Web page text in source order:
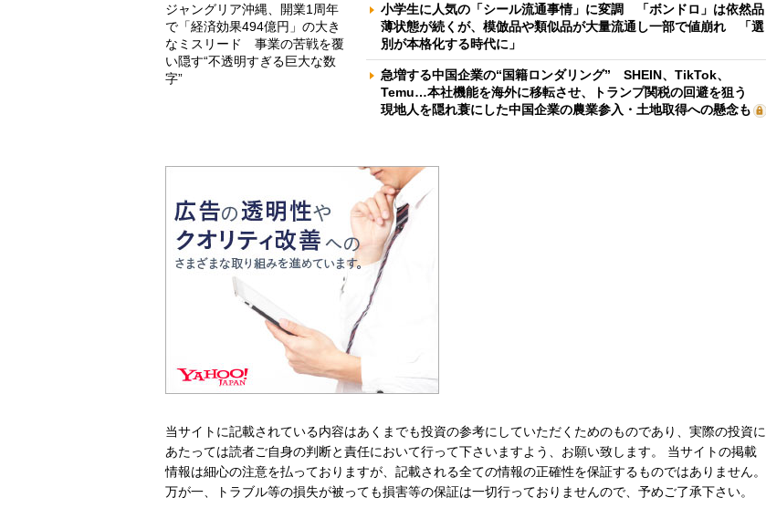
ジャングリア沖縄、開業1周年
で「経済効果494億円」の大き
なミスリード 事業の苦戦を覆
い隠す“不透明すぎる巨大な数
字”
小学生に人気の「シール流通事情」に変調 「ボンドロ」は依然品
薄状態が続くが、模倣品や類似品が大量流通し一部で値崩れ 「選
別が本格化する時代に」
急増する中国企業の“国籍ロンダリング” SHEIN、TikTok、
Temu…本社機能を海外に移転させ、トランプ関税の回避を狙う
現地人を隠れ蓑にした中国企業の農業参入・土地取得への懸念も
当サイトに記載されている内容はあくまでも投資の参考にしていただくためのものであり、実際の投資に
あたっては読者ご自身の判断と責任において行って下さいますよう、お願い致します。 当サイトの掲載
情報は細心の注意を払っておりますが、記載される全ての情報の正確性を保証するものではありません。
万が一、トラブル等の損失が被っても損害等の保証は一切行っておりませんので、予めご了承下さい。